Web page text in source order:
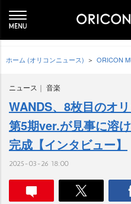
ホーム (オリコンニュース) ORICON
ニュース 音楽
WANDS、8枚目のオ
第5期ver.が見事に溶
完成【インタビュー】
2025-03-26 18:00